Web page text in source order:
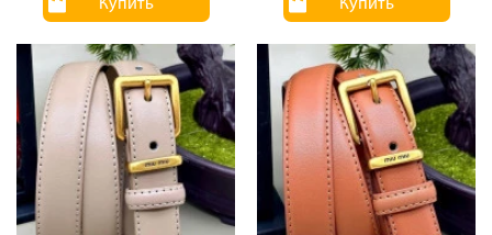
Купить Купить